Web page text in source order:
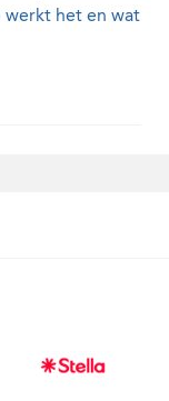
werkt het en wat